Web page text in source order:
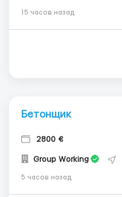
15 часов назад
Бетонщик
2800 €
Group Working
5 часов назад